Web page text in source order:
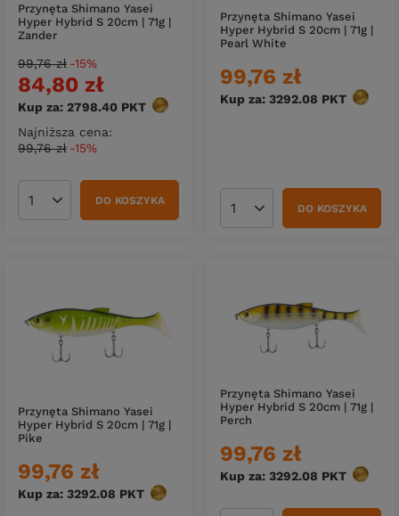
Przynęta Shimano Yasei
Hyper Hybrid S 20cm | 71g |
Zander
84,80 zł
Kup za: 2798.40 PKT punktów
Najniższa cena:
99,76 zł -15%
99,76 zł -15%
Ilość produktówDO KOSZYKA
Przynęta Shimano Yasei
Hyper Hybrid S 20cm | 71g |
Pearl White
99,76 zł
Kup za: 3292.08 PKT
Ilość produktówDO KOSZYKA
Przynęta Shimano Yasei
Hyper Hybrid S 20cm | 71g |
Pike
99,76 zł
Kup za: 3292.08 PKT punktów
Przynęta Shimano Yasei
Hyper Hybrid S 20cm | 71g |
Perch
99,76 zł
Kup za: 3292.08 PKT